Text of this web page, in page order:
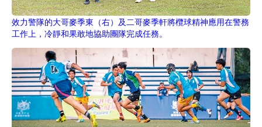
效力警隊的大哥麥季東（右）及二哥麥季軒將欖球精神應用在警務
工作上，冷靜和果敢地協助團隊完成任務。